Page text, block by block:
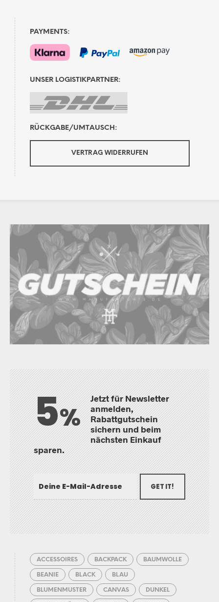
PAYMENTS:
UNSER LOGISTIKPARTNER:
RÜCKGABE/UMTAUSCH:
VERTRAG WIDERRUFEN
5%
Jetzt für Newsletter
anmelden,
Rabattgutschein
sichern und beim
nächsten Einkauf
sparen.
GET IT!
ACCESSOIRES BACKPACK BAUMWOLLE
BEANIE BLACK BLAU
BLUMENMUSTER CANVAS DUNKEL